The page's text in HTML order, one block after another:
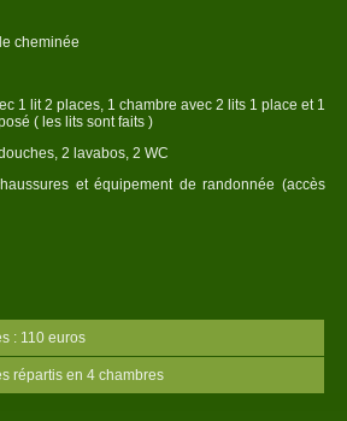
cheminée
1 lit 2 places, 1 chambre avec 2 lits 1 place et 1
( les lits sont faits )
2 lavabos, 2 WC
et équipement de randonnée (accès
: 110 euros
répartis en 4 chambres